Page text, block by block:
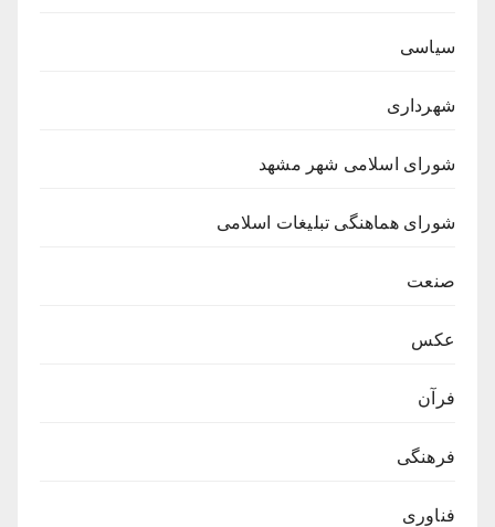
سیاسی
شهرداری
شورای اسلامی شهر مشهد
شورای هماهنگی تبلیغات اسلامی
صنعت
عکس
فرآن
فرهنگی
فناوری